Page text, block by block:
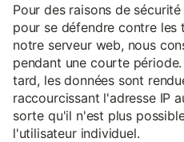
Pour des raisons de
pour se défendre contre
notre serveur web, nous
pendant une courte
tard, les données sont
raccourcissant l'adresse IP
sorte qu'il n'est plus
l'utilisateur individuel.